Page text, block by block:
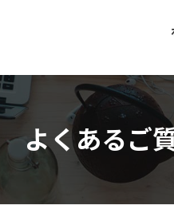
よくあるご